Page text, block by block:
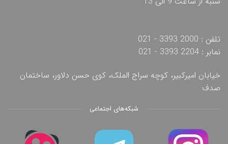
تلفن : 2000 3393 - 021
نمابر : 2204 3393 - 021
خیابان امیرکبیر، کوچه سراج الملک، کوی حسن دلاور، ساختمان
صدف
شبکه‌های اجتماعی